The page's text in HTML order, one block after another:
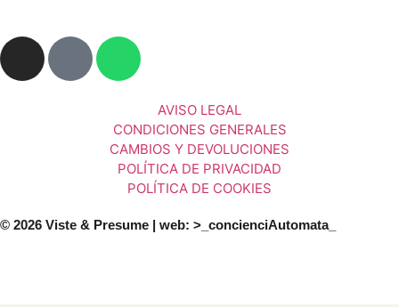
AVISO LEGAL
CONDICIONES GENERALES
CAMBIOS Y DEVOLUCIONES
POLÍTICA DE PRIVACIDAD
POLÍTICA DE COOKIES
© 2026 Viste & Presume | web: >_concienciAutomata_